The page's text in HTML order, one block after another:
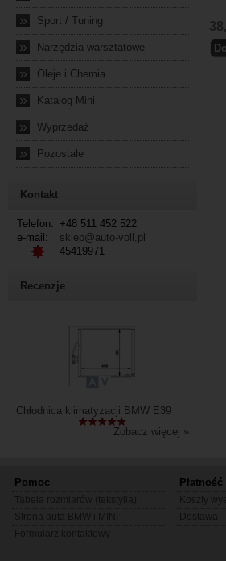
»
Sport / Tuning
» Narzędzia warsztatowe
» Oleje i Chemia
» Katalog Mini
» Wyprzedaż
» Pozostałe
Kontakt
Telefon:
+48 511 452 522
e-mail:
sklep@auto-voll.pl
45419971
Recenzje
Chłodnica klimatyzacji BMW E39
Zobacz więcej »
Pomoc